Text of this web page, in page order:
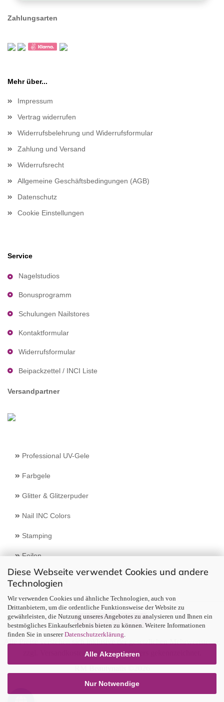
Diese Webseite verwendet Cookies und andere
Technologien
Wir verwenden Cookies und ähnliche Technologien, auch von
Drittanbietern, um die ordentliche Funktionsweise der Website zu
gewährleisten, die Nutzung unseres Angebotes zu analysieren und Ihnen ein
bestmögliches Einkaufserlebnis bieten zu können. Weitere Informationen
finden Sie in unsererDatenschutzerklärung
Alle Akzeptieren
Nur Notwendige
Zahlungsarten
Mehr über...
Impressum
Vertrag widerrufen
Widerrufsbelehrung und Widerrufsformular
Zahlung und Versand
Widerrufsrecht
Allgemeine Geschäftsbedingungen (AGB)
Datenschutz
Cookie Einstellungen
Service
Nagelstudios
Bonusprogramm
Schulungen Nailstores
Kontaktformular
Widerrufsformular
Beipackzettel / INCI Liste
Versandpartner
Professional UV-Gele
Farbgele
Glitter & Glitzerpuder
Nail INC Colors
Stamping
Feilen
Select Language
Vertrag widerrufen
Alle Preise verstehen sich inklusive der gesetzlichen Mehrwertsteuer,
Versandkostensoweit nicht anders gekennzeichnet.